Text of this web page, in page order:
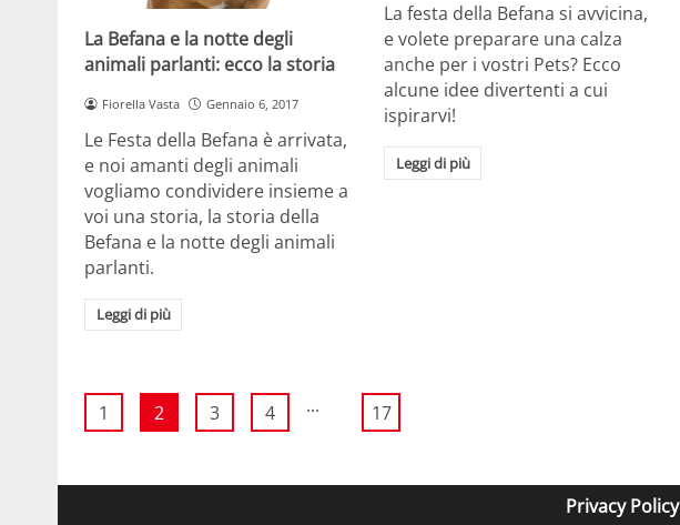
La Befana e la notte degli
animali parlanti: ecco la storia
Fiorella Vasta Gennaio 6, 2017
Le Festa della Befana è arrivata,
e noi amanti degli animali
vogliamo condividere insieme a
voi una storia, la storia della
Befana e la notte degli animali
parlanti.
Leggi di più
La festa della Befana si avvicina,
e volete preparare una calza
anche per i vostri Pets? Ecco
alcune idee divertenti a cui
ispirarvi!
Leggi di più
1 2 3 4 ... 17
Privacy Policy